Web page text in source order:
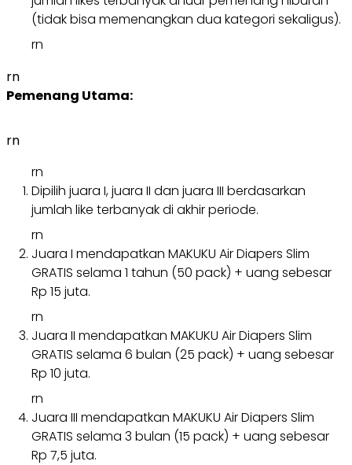
(tidak bisa memenangkan dua kategori sekaligus).
rn
rn
Pemenang Utama:
rn
rn
Dipilih juara I, juara II dan juara III berdasarkan
jumlah like terbanyak di akhir periode.
rn
Juara I mendapatkan MAKUKU Air Diapers Slim
GRATIS selama 1 tahun (50 pack) + uang sebesar
Rp 15 juta.
rn
Juara II mendapatkan MAKUKU Air Diapers Slim
GRATIS selama 6 bulan (25 pack) + uang sebesar
Rp 10 juta.
rn
Juara III mendapatkan MAKUKU Air Diapers Slim
GRATIS selama 3 bulan (15 pack) + uang sebesar
Rp 7,5 juta.